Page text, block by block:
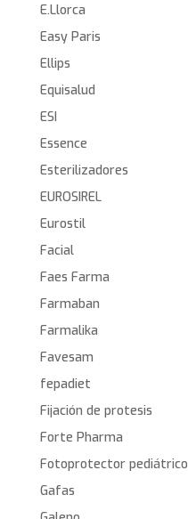
E.Llorca
Easy Paris
Ellips
Equisalud
ESI
Essence
Esterilizadores
EUROSIREL
Eurostil
Facial
Faes Farma
Farmaban
Farmalika
Favesam
fepadiet
Fijación de protesis
Forte Pharma
Fotoprotector pediátrico
Gafas